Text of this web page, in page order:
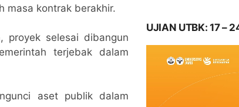
masa kontrak berakhir.
proyek selesai dibangun
terjebak dalam
aset publik dalam
UJIAN UTBK: 17 –